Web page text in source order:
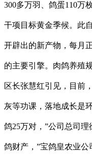
300多万羽、鸽蛋110万
干项目标黄金季候。此
开辟出的新产物，每月
的主要引擎。肉鸽养殖
区长张慧红引见，目前
灰等功课，落地成长是
鸽25万对，”公司总司
鸽财产，”宝鸽皇农业